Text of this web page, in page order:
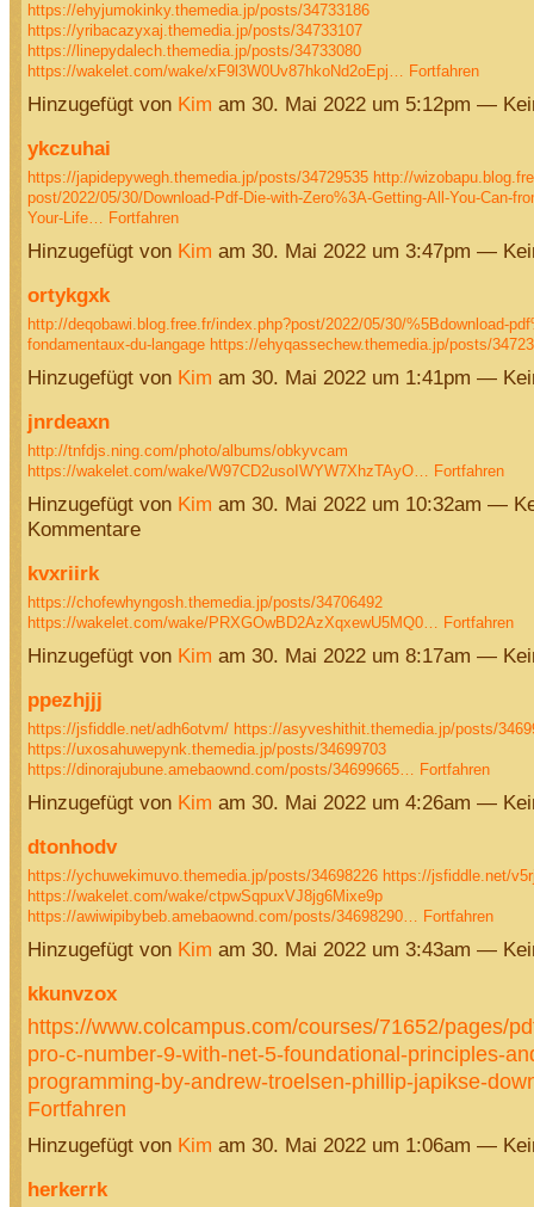
https://ehyjumokinky.themedia.jp/posts/34733186
https://yribacazyxaj.themedia.jp/posts/34733107
https://linepydalech.themedia.jp/posts/34733080
https://wakelet.com/wake/xF9l3W0Uv87hkoNd2oEpj… Fortfahren
Hinzugefügt von Kim am 30. Mai 2022 um 5:12pm —
ykczuhai
https://japidepywegh.themedia.jp/posts/34729535 http://
post/2022/05/30/Download-Pdf-Die-with-Zero%3A-Getting-All-You-Can-
Your-Life… Fortfahren
Hinzugefügt von Kim am 30. Mai 2022 um 3:47pm —
ortykgxk
http://deqobawi.blog.free.fr/index.php?post/2022/05/30/%5Bdownload-
fondamentaux-du-langage https://ehyqassechew.themedia.jp/posts/
Hinzugefügt von Kim am 30. Mai 2022 um 1:41pm —
jnrdeaxn
http://tnfdjs.ning.com/photo/albums/obkyvcam
https://wakelet.com/wake/W97CD2usoIWYW7XhzTAyO…
Fortfahren
Hinzugefügt von Kim am 30. Mai 2022 um 10:32am —
Kommentare
kvxriirk
https://chofewhyngosh.themedia.jp/posts/34706492
https://wakelet.com/wake/PRXGOwBD2AzXqxewU5MQ0…
Fortfahren
Hinzugefügt von Kim am 30. Mai 2022 um 8:17am —
ppezhjjj
https://jsfiddle.net/adh6otvm/ https://asyveshithit.themedia.jp/posts/
https://uxosahuwepynk.themedia.jp/posts/34699703
https://dinorajubune.amebaownd.com/posts/34699665…
Fortfahren
Hinzugefügt von Kim am 30. Mai 2022 um 4:26am —
dtonhodv
https://ychuwekimuvo.themedia.jp/posts/34698226 https://jsfiddle.net/
https://wakelet.com/wake/ctpwSqpuxVJ8jg6Mixe9p
https://awiwipibybeb.amebaownd.com/posts/34698290…
Fortfahren
Hinzugefügt von Kim am 30. Mai 2022 um 3:43am —
kkunvzox
https://www.colcampus.com/courses/71652/pages/
pro-c-number-9-with-net-5-foundational-principles-
programming-by-andrew-troelsen-phillip-japikse-
Fortfahren
Hinzugefügt von Kim am 30. Mai 2022 um 1:06am —
herkerrk